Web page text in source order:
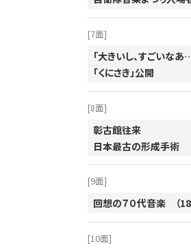
[7面]
「大きいし、すごいなあ
「くにさき」公開
[8面]
彰古館往来
日本最古の形成手術
[9面]
回想の７０代音楽 （18
[10面]